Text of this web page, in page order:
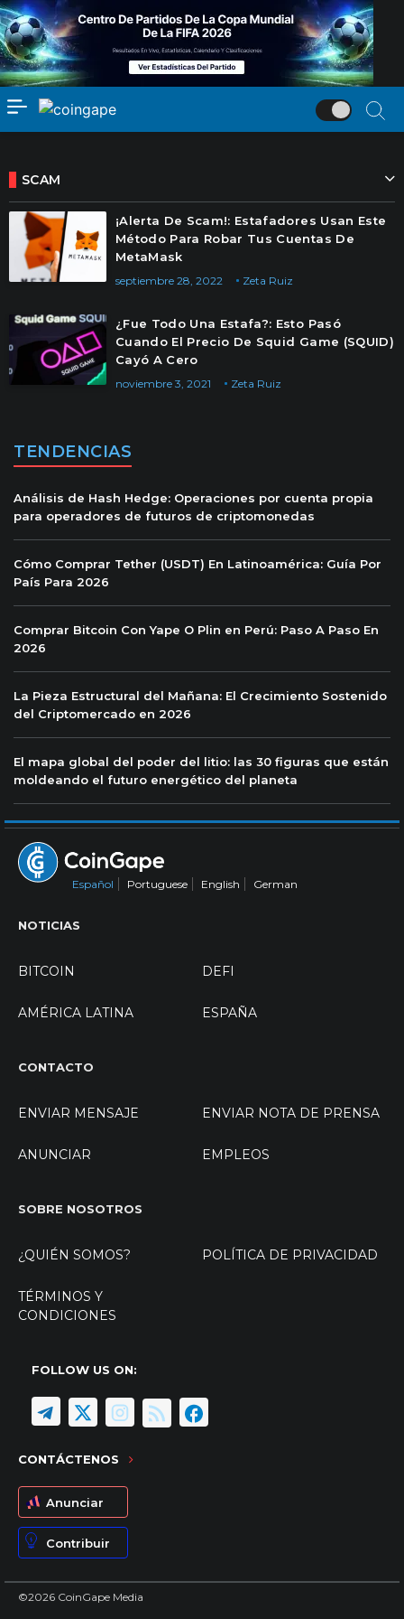
SCAM
¡Alerta De Scam!: Estafadores Usan Este
Método Para Robar Tus Cuentas De
MetaMask
Zeta Ruiz
septiembre 28, 2022
¿Fue Todo Una Estafa?: Esto Pasó
Cuando El Precio De Squid Game (SQUID)
Cayó A Cero
Zeta Ruiz
noviembre 3, 2021
TENDENCIAS
Análisis de Hash Hedge: Operaciones por cuenta propia
para operadores de futuros de criptomonedas
Cómo Comprar Tether (USDT) En Latinoamérica: Guía Por
País Para 2026
Comprar Bitcoin Con Yape O Plin en Perú: Paso A Paso En
2026
La Pieza Estructural del Mañana: El Crecimiento Sostenido
del Criptomercado en 2026
El mapa global del poder del litio: las 30 figuras que están
moldeando el futuro energético del planeta
Español Portuguese English German
NOTICIAS
BITCOIN DEFI
AMÉRICA LATINA ESPAÑA
CONTACTO
ENVIAR MENSAJE ENVIAR NOTA DE PRENSA
ANUNCIAR EMPLEOS
SOBRE NOSOTROS
¿QUIÉN SOMOS? POLÍTICA DE PRIVACIDAD
TÉRMINOS Y
CONDICIONES
FOLLOW US ON:
CONTÁCTENOS
Anunciar
Contribuir
©2026 CoinGape Media